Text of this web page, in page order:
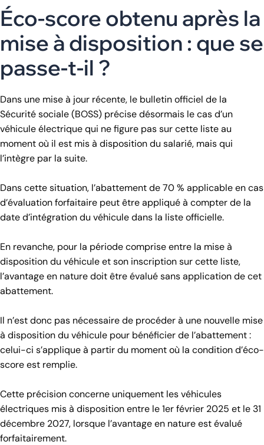
Éco-score obtenu après la
mise à disposition : que se
passe-t-il ?
Dans une mise à jour récente, le bulletin officiel de la
Sécurité sociale (BOSS) précise désormais le cas d’un
véhicule électrique qui ne figure pas sur cette liste au
moment où il est mis à disposition du salarié, mais qui
l’intègre par la suite.
Dans cette situation, l’abattement de 70 % applicable en cas
d’évaluation forfaitaire peut être appliqué à compter de la
date d’intégration du véhicule dans la liste officielle.
En revanche, pour la période comprise entre la mise à
disposition du véhicule et son inscription sur cette liste,
l’avantage en nature doit être évalué sans application de cet
abattement.
Il n’est donc pas nécessaire de procéder à une nouvelle mise
à disposition du véhicule pour bénéficier de l’abattement :
celui-ci s’applique à partir du moment où la condition d’éco-
score est remplie.
Cette précision concerne uniquement les véhicules
électriques mis à disposition entre le 1er février 2025 et le 31
décembre 2027, lorsque l’avantage en nature est évalué
forfaitairement.